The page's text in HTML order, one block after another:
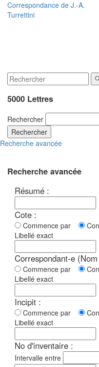
Correspondance de J.-A.
Turrettini
5000 Lettres
Rechercher
Rechercher
Recherche avancée
Recherche avancée
Résumé :
Cote :
Commence par
Libellé exact
Correspondant-e
Commence par
Libellé exact
Incipit :
Commence par
Libellé exact
No d'inventaire :
Intervalle entre